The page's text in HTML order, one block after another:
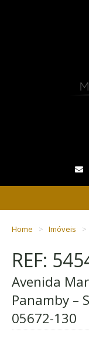
Home Imóveis
REF:
Avenida
Panamby –
05672-130